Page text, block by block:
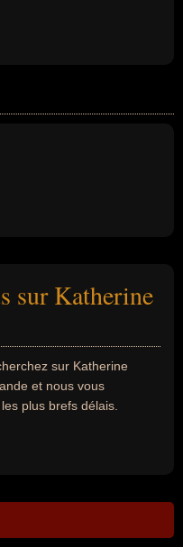
sur Katherine
sur Katherine
et nous vous
plus brefs délais.